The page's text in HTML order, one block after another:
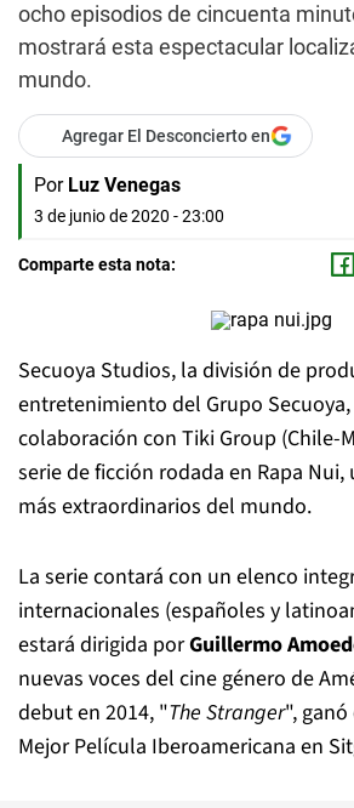
ocho episodios de cincuenta
mostrará esta espectacular
mundo.
Agregar El Desconcierto en
Por Luz Venegas
3 de junio de 2020 - 23:00
Comparte esta nota:
Secuoya Studios, la división de
entretenimiento del Grupo
colaboración con Tiki Group (Chile-
serie de ficción rodada en Rapa
más extraordinarios del mundo.
La serie contará con un elenco
internacionales (españoles y
estará dirigida porGuillermo
nuevas voces del cine género de
debut en 2014, "The Stranger",
Mejor Película Iberoamericana en